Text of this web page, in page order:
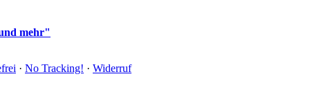
mehr"
· No Tracking! · Widerruf